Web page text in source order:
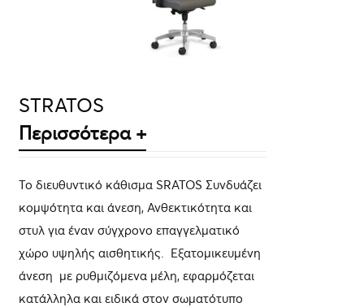
STRATOS
Περισσότερα +
Το διευθυντικό κάθισμα SRATOS Συνδυάζει
κομψότητα και άνεση, Ανθεκτικότητα και
στυλ για έναν σύγχρονο επαγγελματικό
χώρο υψηλής αισθητικής. Εξατομικευμένη
άνεση με ρυθμιζόμενα μέλη, εφαρμόζεται
κατάλληλα και ειδικά στον σωματότυπο